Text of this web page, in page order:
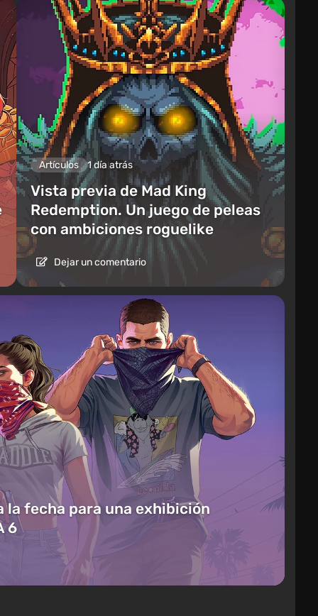
Artículos 1 día atrás
Vista previa de Mad King
Redemption. Un juego de peleas
con ambiciones roguelike
Dejar un comentario
la fecha para una exhibición
6